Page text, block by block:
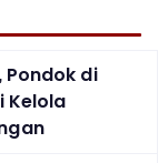
Pondok di
Kelola